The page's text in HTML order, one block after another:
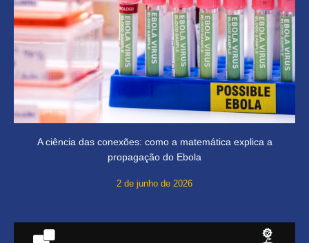
A ciência das conexões: como a matemática explica a
propagação do Ebola
2 de junho de 2026